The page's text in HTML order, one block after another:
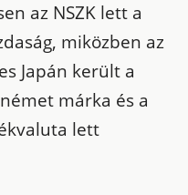
az NSZK lett a
miközben az
Japán került a
márka és a
lett